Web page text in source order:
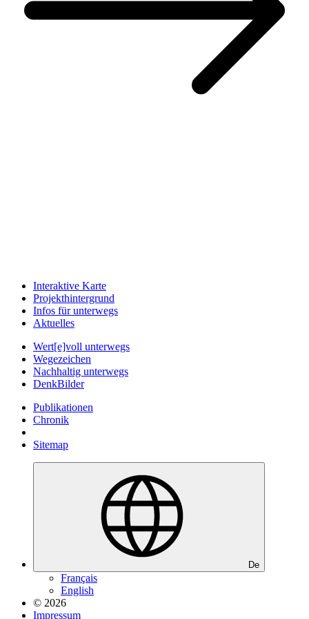
Interaktive Karte
Projekthintergrund
Infos für unterwegs
Aktuelles
Wert[e]voll unterwegs
Wegezeichen
Nachhaltig unterwegs
DenkBilder
Publikationen
Chronik
Sitemap
De
Français
English
© 2026
Impressum